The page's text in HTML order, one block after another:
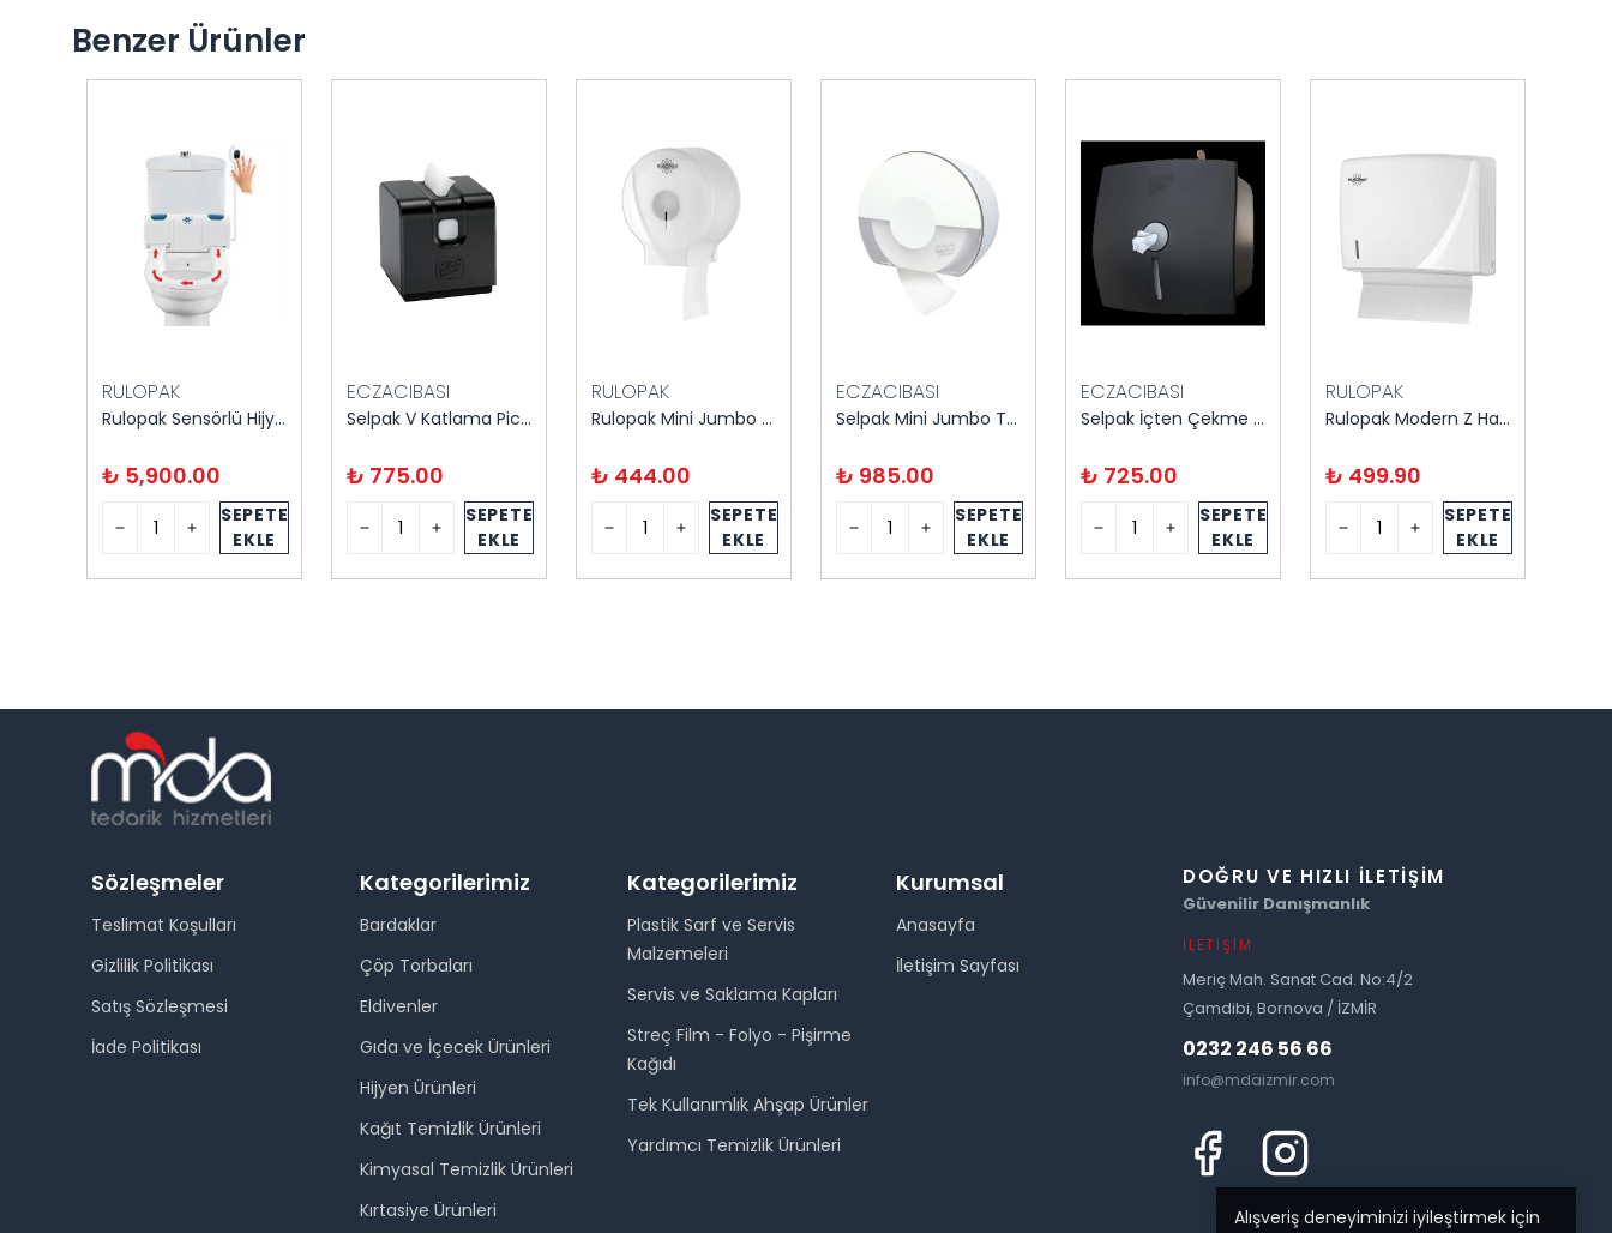
Alışveriş deneyiminizi iyileştirmek için
Benzer Ürünler
RULOPAK
Rulopak Sensörlü Hijyenik Klozet Kapağı
₺ 5,900.00
SEPETE
EKLE
ECZACIBASI
Selpak V Katlama Picasso Masaüstü Aparat
₺ 775.00
SEPETE
EKLE
RULOPAK
Rulopak Mini Jumbo Tuvalet Kağıdı Dispenseri (Beyaz)
₺ 444.00
SEPETE
EKLE
ECZACIBASI
Selpak Mini Jumbo Tuvalet Kağıdı Aparatı Beyaz
₺ 985.00
SEPETE
EKLE
ECZACIBASI
Selpak İçten Çekme Tuvalet Kağıdı Aparatı Siyah
₺ 725.00
SEPETE
EKLE
RULOPAK
Rulopak Modern Z Havlu Dispanseri
₺ 499.90
SEPETE
EKLE
Sözleşmeler
Teslimat Koşulları
Gizlilik Politikası
Satış Sözleşmesi
İade Politikası
Kategorilerimiz
Bardaklar
Çöp Torbaları
Eldivenler
Gıda ve İçecek Ürünleri
Hijyen Ürünleri
Kağıt Temizlik Ürünleri
Kimyasal Temizlik Ürünleri
Kırtasiye Ürünleri
Kategorilerimiz
Plastik Sarf ve Servis
Malzemeleri
Servis ve Saklama Kapları
Streç Film - Folyo - Pişirme
Kağıdı
Tek Kullanımlık Ahşap Ürünler
Yardımcı Temizlik Ürünleri
Kurumsal
Anasayfa
İletişim Sayfası
DOĞRU VE HIZLI İLETIŞIM
Güvenilir Danışmanlık
İLETIŞIM
Meriç Mah. Sanat Cad. No:4/2
Çamdibi, Bornova / İZMİR
0232 246 56 66
info@mdaizmir.com